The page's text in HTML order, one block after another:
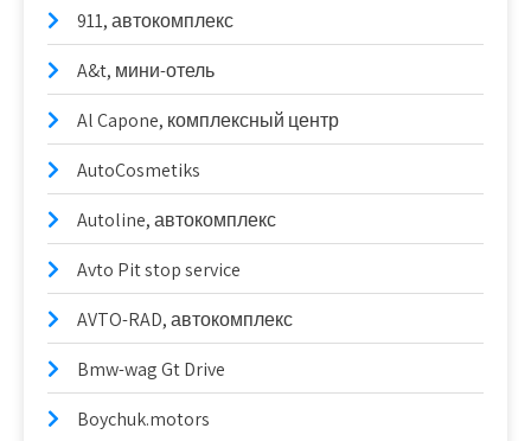
911, автокомплекс
A&t, мини-отель
Al Capone, комплексный центр
AutoCosmetiks
Autoline, автокомплекс
Avto Pit stop service
AVTO-RAD, автокомплекс
Bmw-wag Gt Drive
Boychuk.motors